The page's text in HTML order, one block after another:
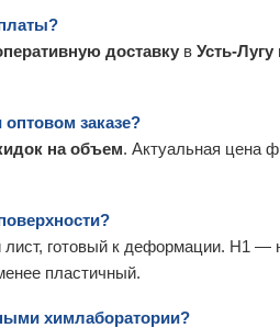
доставку в Усть-Лугу
заказе?
на объем. Актуальная цена
готовый к деформации. Н1 —
пластичный.
химлаборатории?